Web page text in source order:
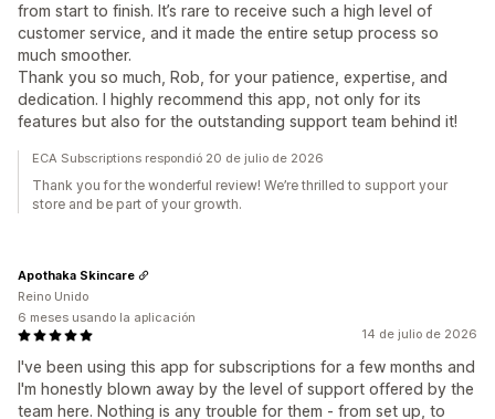
from start to finish. It’s rare to receive such a high level of
customer service, and it made the entire setup process so
much smoother.
Thank you so much, Rob, for your patience, expertise, and
dedication. I highly recommend this app, not only for its
features but also for the outstanding support team behind it!
ECA Subscriptions respondió 20 de julio de 2026
Thank you for the wonderful review! We’re thrilled to support your
store and be part of your growth.
14 de julio de 2026
I've been using this app for subscriptions for a few months and
I'm honestly blown away by the level of support offered by the
team here. Nothing is any trouble for them - from set up, to
Apothaka Skincare
Reino Unido
6 meses usando la aplicación